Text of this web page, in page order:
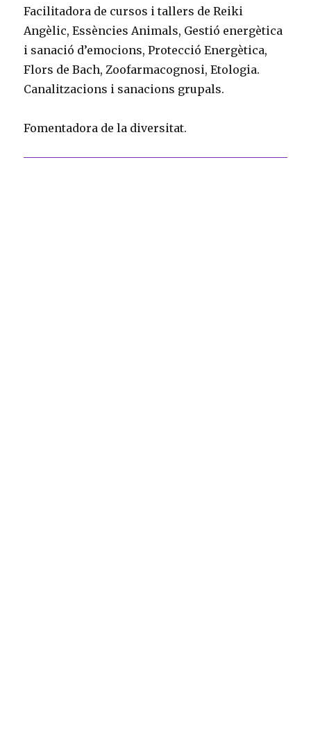
Facilitadora de cursos i tallers de Reiki
Angèlic, Essències Animals, Gestió energètica
i sanació d’emocions, Protecció Energètica,
Flors de Bach, Zoofarmacognosi, Etologia.
Canalitzacions i sanacions grupals.
Fomentadora de la diversitat.